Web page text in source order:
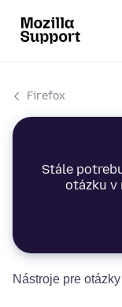
Firefox
Stále
otázku v
Nástroje pre otázky